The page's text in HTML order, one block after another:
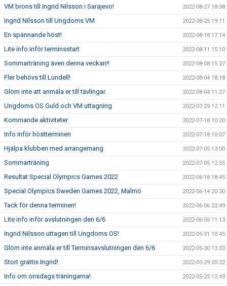
VM brons till Ingrid Nilsson i Sarajevo! 2022-08-27 18:38
Ingrid Nilsson till Ungdoms VM 2022-08-25 19:11
En spännande höst! 2022-08-18 17:14
Lite info inför terminsstart 2022-08-11 15:10
Sommarträning även denna veckan!! 2022-08-08 15:27
Fler behövs till Lundell! 2022-08-04 18:18
Glöm inte att anmäla er till tävlingar. 2022-08-04 11:27
Ungdoms OS Guld och VM uttagning 2022-07-29 12:11
Kommande aktiviteter 2022-07-18 10:20
Info inför höstterminen 2022-07-18 10:07
Hjälpa klubben med arrangemang 2022-07-05 13:00
Sommarträning 2022-07-05 12:55
Resultat Special Olympics Games 2022 2022-06-18 18:45
Special Olympics Sweden Games 2022, Malmö 2022-06-14 20:30
Tack för denna terminen! 2022-06-06 22:49
Lite info inför avslutningen den 6/6 2022-06-05 11:13
Ingrid Nilsson uttagen till Ungdoms OS! 2022-05-31 10:45
Glöm inte anmäla er till Terminsavslutningen den 6/6 2022-05-30 13:33
Stort grattis Ingrid! 2022-05-29 20:22
Info om onsdags träningarna! 2022-05-25 12:49